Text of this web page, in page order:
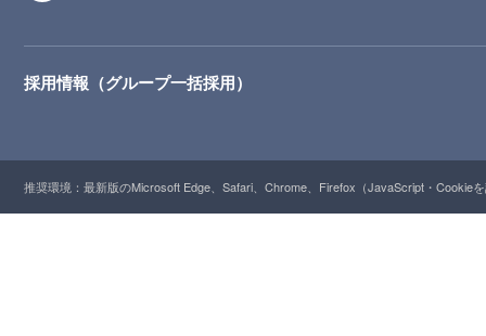
採用情報（グループ一括採用）
推奨環境：最新版のMicrosoft Edge、Safari、Chrome、Firefox（JavaScript・Cookie